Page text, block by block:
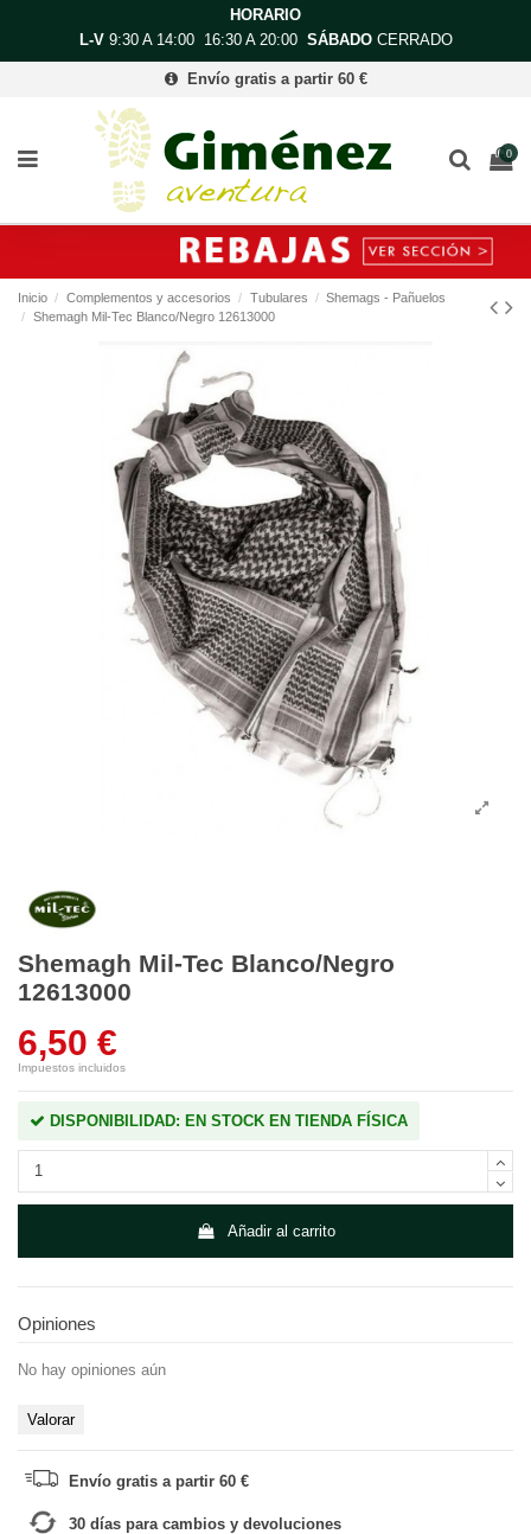
HORARIO
L-V9:30 A 14:00 16:30 A 20:00 SÁBADOCERRADO
Envío gratis a partir 60 €
0
Inicio Complementos y accesorios Tubulares
Shemags - Pañuelos
Shemagh Mil-Tec Blanco/Negro 12613000
Shemagh Mil-Tec Blanco/Negro
12613000
6,50 €
Impuestos incluidos
DISPONIBILIDAD: EN STOCK EN TIENDA FÍSICA
Añadir al carrito
Opiniones
No hay opiniones aún
Valorar
Envío gratis a partir 60 €
30 días para cambios y devoluciones